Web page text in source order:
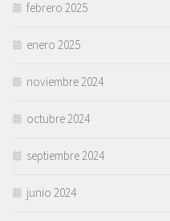
febrero 2025
enero 2025
noviembre 2024
octubre 2024
septiembre 2024
junio 2024